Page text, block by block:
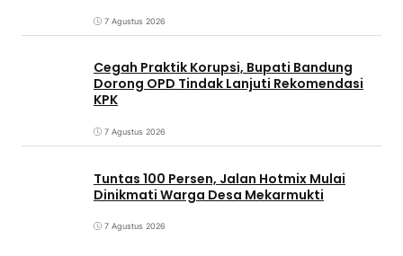
7 Agustus 2026
Cegah Praktik Korupsi, Bupati Bandung
Dorong OPD Tindak Lanjuti Rekomendasi
KPK
7 Agustus 2026
Tuntas 100 Persen, Jalan Hotmix Mulai
Dinikmati Warga Desa Mekarmukti
7 Agustus 2026